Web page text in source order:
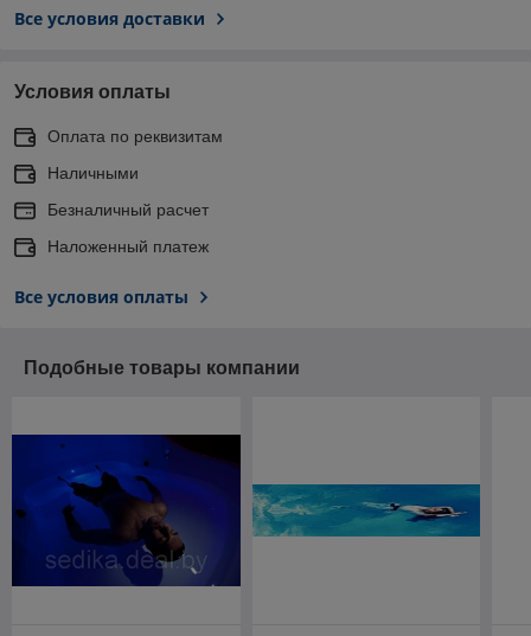
Все условия доставки
Условия оплаты
Оплата по реквизитам
Наличными
Безналичный расчет
Наложенный платеж
Все условия оплаты
Подобные товары компании